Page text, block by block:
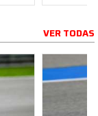
VER TODAS